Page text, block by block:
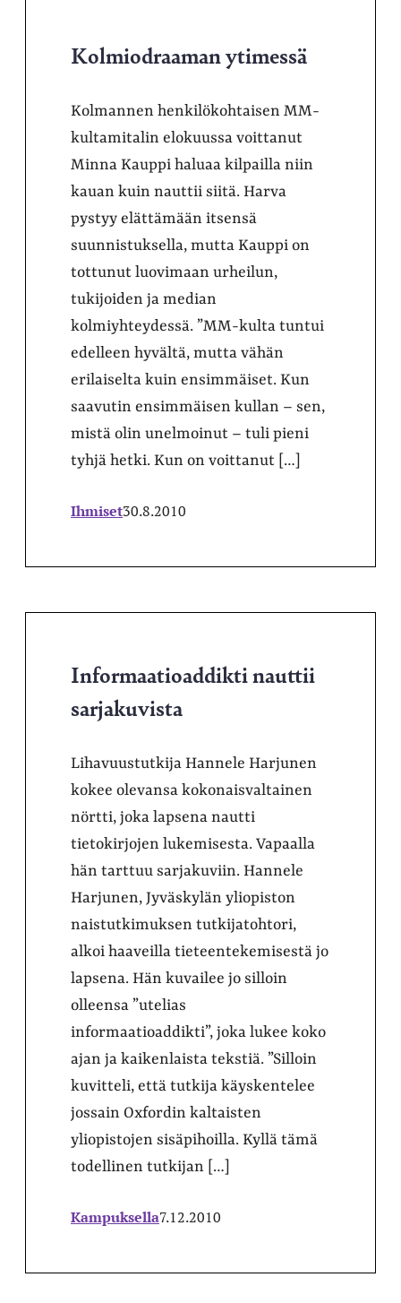
Kolmiodraaman ytimessä
Kolmannen henkilökohtaisen MM-
kultamitalin elokuussa voittanut
Minna Kauppi haluaa kilpailla niin
kauan kuin nauttii siitä. Harva
pystyy elättämään itsensä
suunnistuksella, mutta Kauppi on
tottunut luovimaan urheilun,
tukijoiden ja median
kolmiyhteydessä. ”MM-kulta tuntui
edelleen hyvältä, mutta vähän
erilaiselta kuin ensimmäiset. Kun
saavutin ensimmäisen kullan – sen,
mistä olin unelmoinut – tuli pieni
tyhjä hetki. Kun on voittanut […]
Ihmiset30.8.2010
Informaatioaddikti nauttii
sarjakuvista
Lihavuustutkija Hannele Harjunen
kokee olevansa kokonaisvaltainen
nörtti, joka lapsena nautti
tietokirjojen lukemisesta. Vapaalla
hän tarttuu sarjakuviin. Hannele
Harjunen, Jyväskylän yliopiston
naistutkimuksen tutkijatohtori,
alkoi haaveilla tieteentekemisestä jo
lapsena. Hän kuvailee jo silloin
olleensa ”utelias
informaatioaddikti”, joka lukee koko
ajan ja kaikenlaista tekstiä. ”Silloin
kuvitteli, että tutkija käyskentelee
jossain Oxfordin kaltaisten
yliopistojen sisäpihoilla. Kyllä tämä
todellinen tutkijan […]
Kampuksella7.12.2010